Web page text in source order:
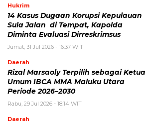
Hukrim
14 Kasus Dugaan Korupsi Kepulauan
Sula Jalan di Tempat, Kapolda
Diminta Evaluasi Dirreskrimsus
Jumat, 31 Jul 2026 - 16:37 WIT
Daerah
Rizal Marsaoly Terpilih sebagai Ketua
Umum IBCA MMA Maluku Utara
Periode 2026–2030
Rabu, 29 Jul 2026 - 18:14 WIT
Daerah